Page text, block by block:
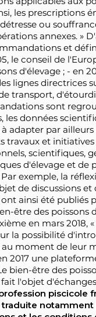
les prescriptions
ou
annexes. »
et
le conseil de
d'élevage ; - en
lignes directrices
transport,
sont
les données
à adapter par
travaux et
scientifiques,
d'élevage et de
Par exemple, la
de discussions
ainsi été publiés
être des
en mars 2018,
la possibilité
au moment de leur
2017 une
bien-être des
l'objet
piscicole
traduite